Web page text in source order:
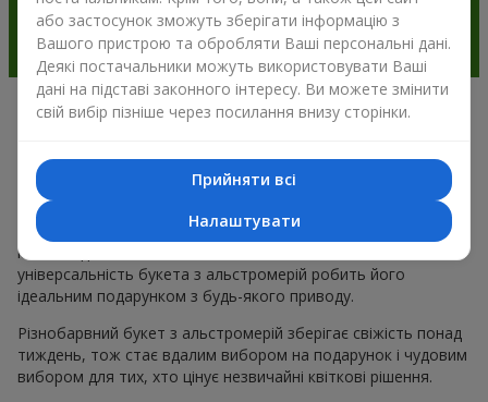
Чому варто вибрати букет з
альстромерії в м.Чайки
Альстромерія квітка — це ніжність і естетика в одному
букеті. Чарівні кольори пелюсток і незвична форма ніжних
квітів подобається багатьом
універсальність букета з альстромерій робить його
ідеальним подарунком з будь-якого приводу.
Різнобарвний букет з альстромерій зберігає свіжість понад
тиждень, тож стає вдалим вибором на подарунок і чудовим
вибором для тих, хто цінує незвичайні квіткові рішення.
або застосунок зможуть зберігати інформацію з
Вашого пристрою та обробляти Ваші персональні дані.
Деякі постачальники можуть використовувати Ваші
дані на підставі законного інтересу. Ви можете змінити
свій вибір пізніше через посилання внизу сторінки.
Прийняти всі
Налаштувати